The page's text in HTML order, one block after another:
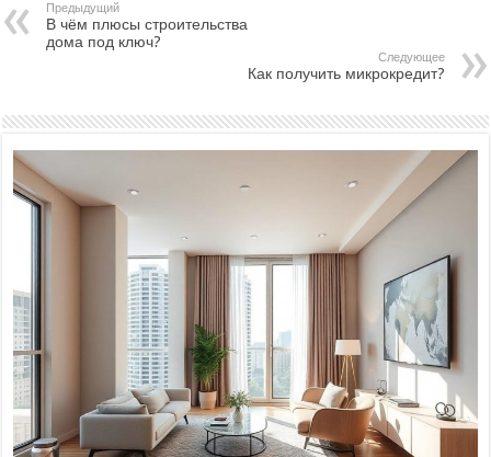
Предыдущий
В чём плюсы строительства
дома под ключ?
Следующее
Как получить микрокредит?